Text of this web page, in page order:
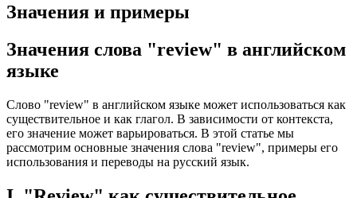
Значения и примеры
Значения слова "review" в английском
языке
Слово "review" в английском языке может использоваться как
существительное и как глагол. В зависимости от контекста,
его значение может варьироваться. В этой статье мы
рассмотрим основные значения слова "review", примеры его
использования и переводы на русский язык.